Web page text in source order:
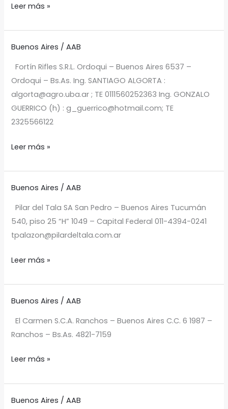
Leer más »
Buenos Aires /AAB
Fortín Rifles S.R.L. Ordoqui – Buenos Aires 6537 –
Ordoqui – Bs.As. Ing. SANTIAGO ALGORTA :
algorta@agro.uba.ar ; TE 0111560252363 Ing. GONZALO
GUERRICO (h) : g_guerrico@hotmail.com; TE
2325566122
FORTIN
RIFLES 26
Leer más »
Buenos Aires /AAB
Pilar del Tala SA San Pedro – Buenos Aires Tucumán
540, piso 25 “H” 1049 – Capital Federal 011-4394-0241
tpalazon@pilardeltala.com.ar
LA
MANUELA
15
Leer más »
Buenos Aires /AAB
El Carmen S.C.A. Ranchos – Buenos Aires C.C. 6 1987 –
Ranchos – Bs.As. 4821-7159
EL
CARMEN
11
Leer más »
Buenos Aires /AAB
EL